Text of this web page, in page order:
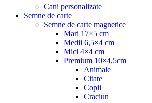
Cani personalizate
Semne de carte
Semne de carte magnetice
Mari 17×5 cm
Medii 6,5×4 cm
Mici 4×4 cm
Premium 10×4,5cm
Animale
Citate
Copii
Craciun